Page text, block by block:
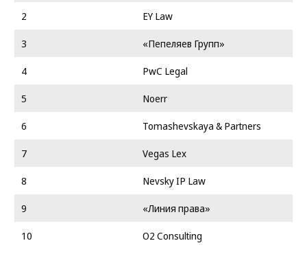
2
EY Law
3
«Пепеляев Групп»
4
PwC Legal
5
Noerr
6
Tomashevskaya & Partners
7
Vegas Lex
8
Nevsky IP Law
9
«Линия права»
10
O2 Consulting